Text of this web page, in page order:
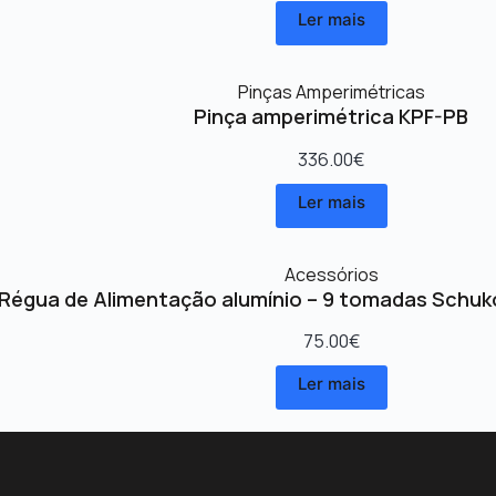
Ler mais
Pinças Amperimétricas
Pinça amperimétrica KPF-PB
336.00€
Ler mais
Acessórios
Régua de Alimentação alumínio – 9 tomadas
75.00€
Ler mais